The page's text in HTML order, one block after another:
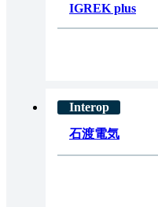
IGREK plus
石渡電気